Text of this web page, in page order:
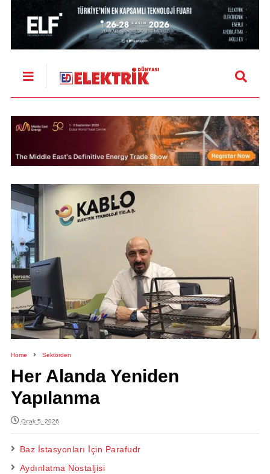
Home Sektörden
Her Alanda Yeniden
Yapılanma
Ocak 5, 2026
Baz İstasyonları İçin Parafudr
Aydınlatma Nostaljisi